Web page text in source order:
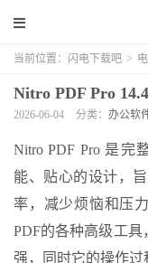
当前位置： 闪电下载吧 >
Nitro PDF Pro
2026-06-04 分类： 办公软
Nitro PDF Pro 是完
能、贴心的设计，
率，减少烦恼和压
PDF的各种高级工
强，同时它的操作过